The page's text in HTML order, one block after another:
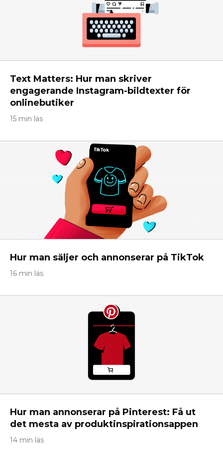
Text Matters: Hur man skriver
engagerande Instagram-bildtexter för
onlinebutiker
15 min läs
Hur man säljer och annonserar på TikTok
16 min läs
Hur man annonserar på Pinterest: Få ut
det mesta av produktinspirationsappen
14 min läs